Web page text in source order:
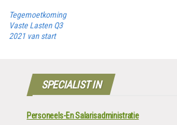
Tegemoetkoming
Vaste Lasten Q3
2021 van start
SPECIALIST IN
Personeels-En Salarisadministratie